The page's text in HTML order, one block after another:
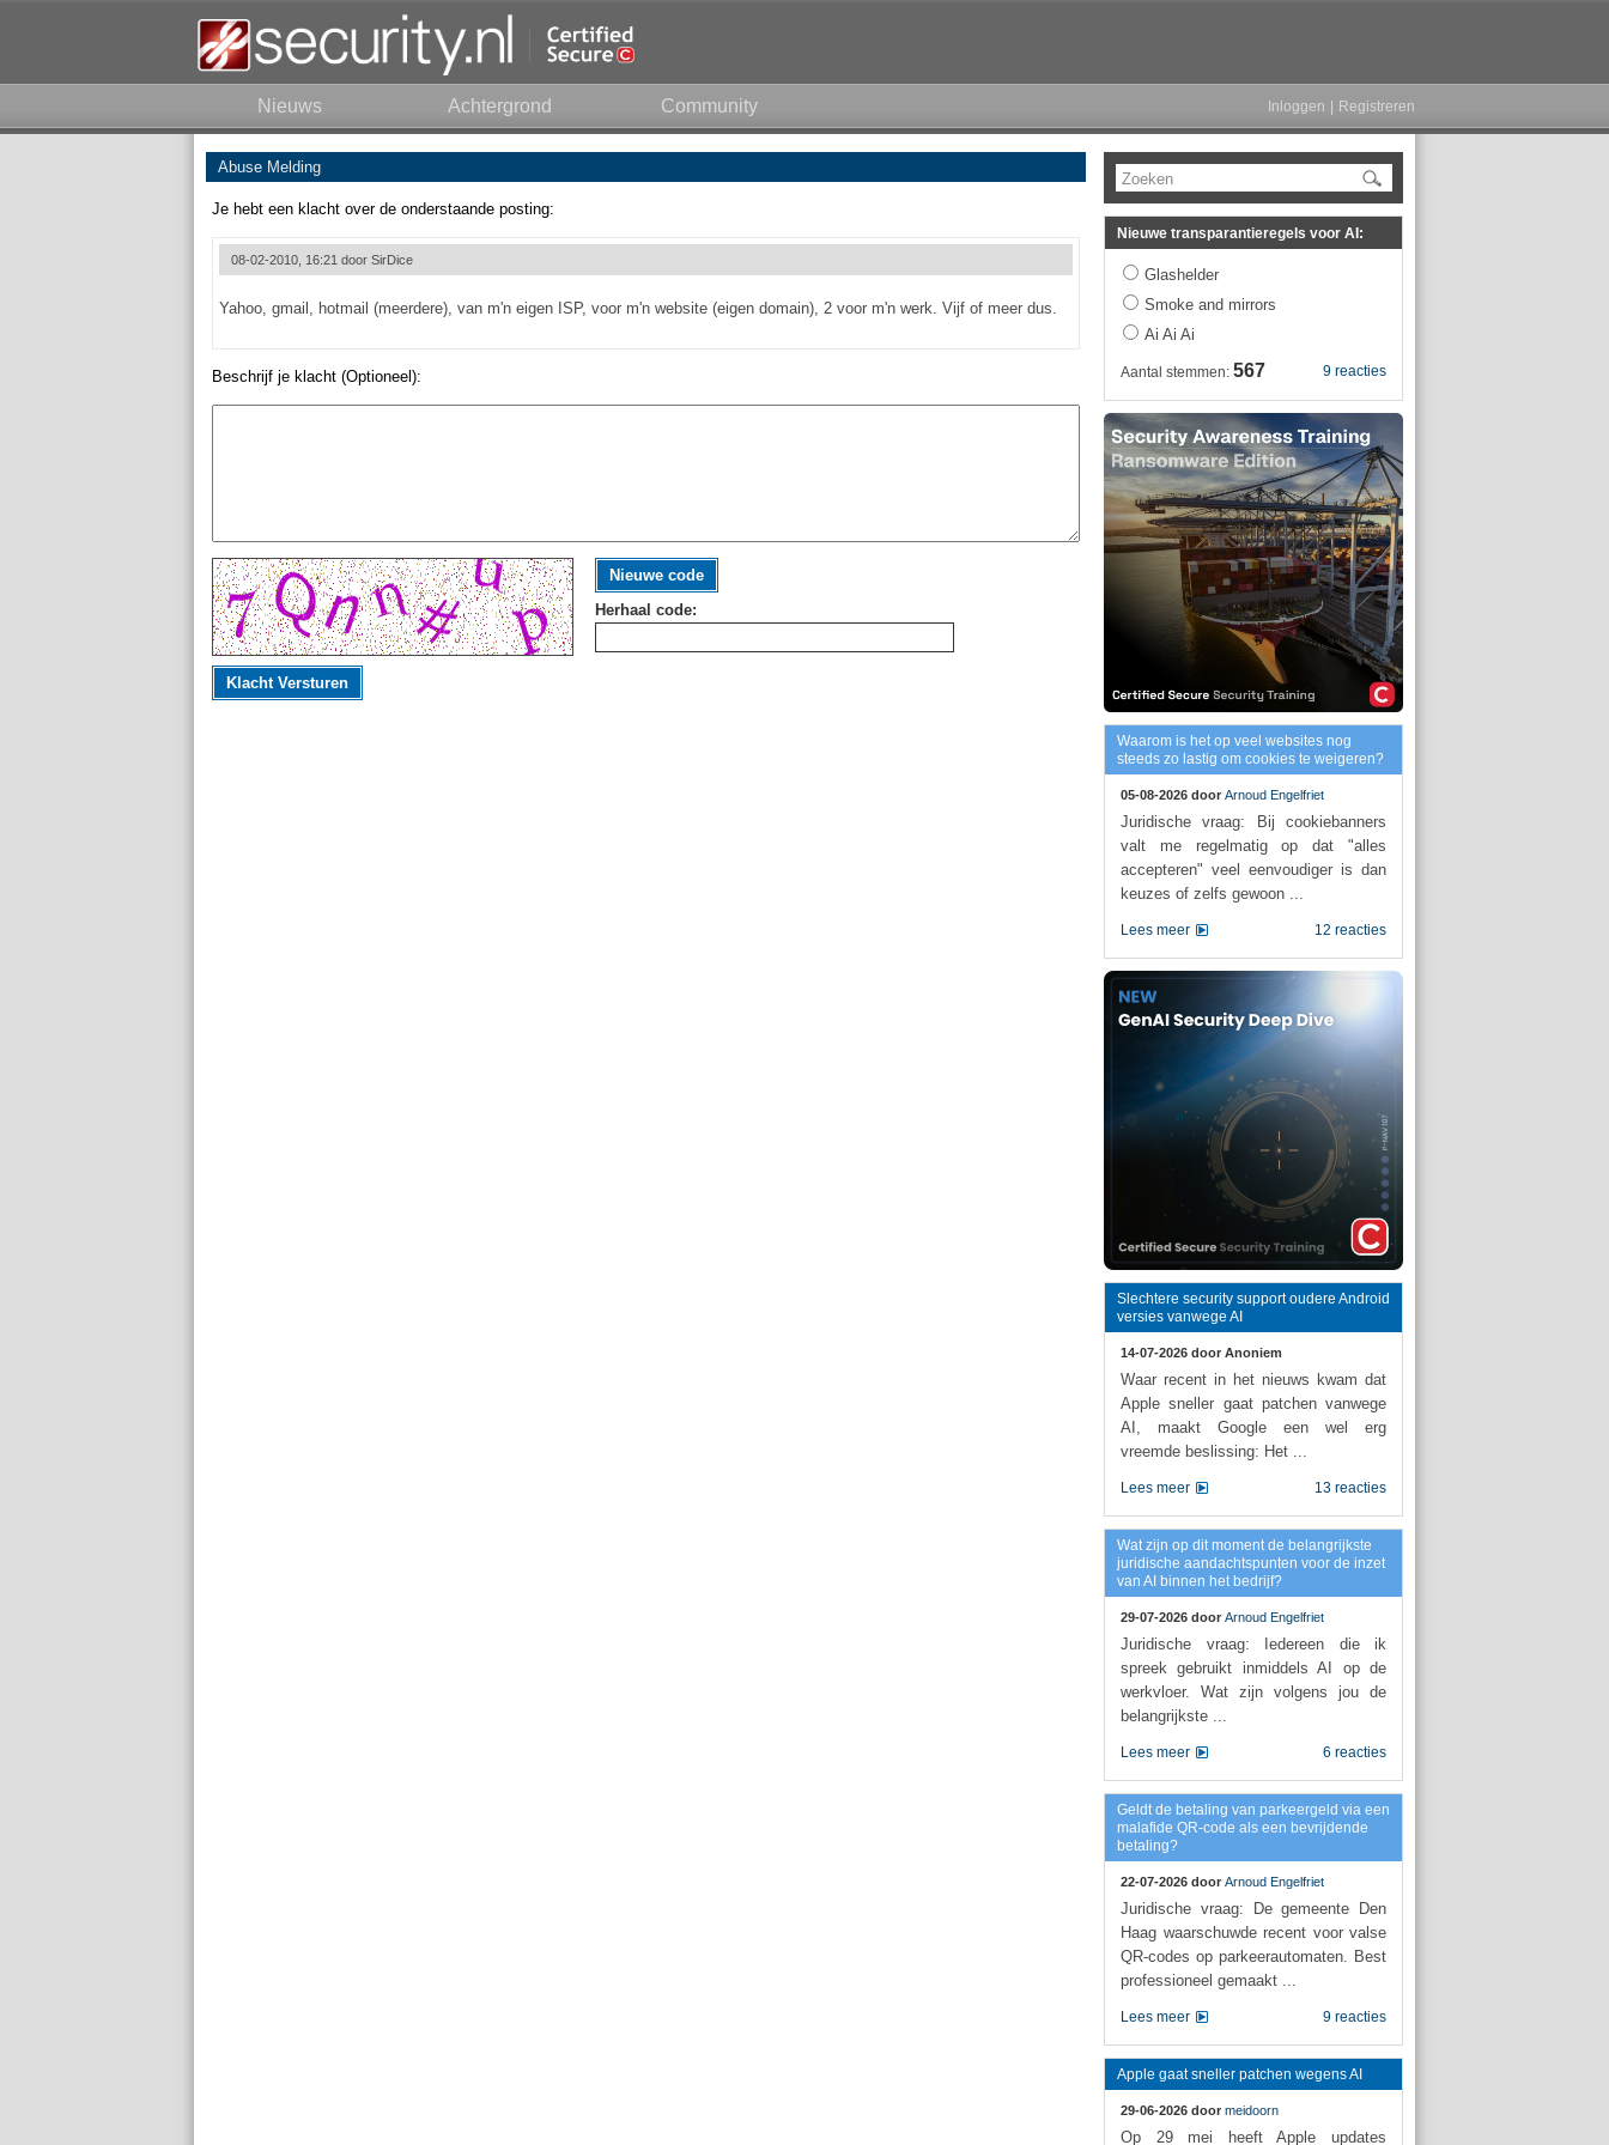
Nieuws Achtergrond Community Inloggen Registreren
Abuse Melding
Je hebt een klacht over de onderstaande posting:
08-02-2010, 16:21 door SirDice
Yahoo, gmail, hotmail (meerdere), van m'n eigen ISP, voor m'n website (eigen domain), 2 voor m'n werk. Vijf of meer dus.
Beschrijf je klacht (Optioneel):
Nieuwe code
Herhaal code:
Klacht Versturen
Zoeken
Nieuwe transparantieregels voor AI:
Glashelder
Smoke and mirrors
Ai Ai Ai
9 reacties
Aantal stemmen: 567
Waarom is het op veel websites nog
steeds zo lastig om cookies te weigeren?
05-08-2026 door Arnoud Engelfriet
Juridische vraag: Bij cookiebanners
valt me regelmatig op dat "alles
accepteren" veel eenvoudiger is dan
keuzes of zelfs gewoon ...
12 reacties
Lees meer
Slechtere security support oudere Android
versies vanwege AI
14-07-2026 door Anoniem
Waar recent in het nieuws kwam dat
Apple sneller gaat patchen vanwege
AI, maakt Google een wel erg
vreemde beslissing: Het ...
13 reacties
Lees meer
Wat zijn op dit moment de belangrijkste
juridische aandachtspunten voor de inzet
van AI binnen het bedrijf?
29-07-2026 door Arnoud Engelfriet
Juridische vraag: Iedereen die ik
spreek gebruikt inmiddels AI op de
werkvloer. Wat zijn volgens jou de
belangrijkste ...
6 reacties
Lees meer
Geldt de betaling van parkeergeld via een
malafide QR-code als een bevrijdende
betaling?
22-07-2026 door Arnoud Engelfriet
Juridische vraag: De gemeente Den
Haag waarschuwde recent voor valse
QR-codes op parkeerautomaten. Best
professioneel gemaakt ...
9 reacties
Lees meer
Apple gaat sneller patchen wegens AI
29-06-2026 door meidoorn
Op 29 mei heeft Apple updates